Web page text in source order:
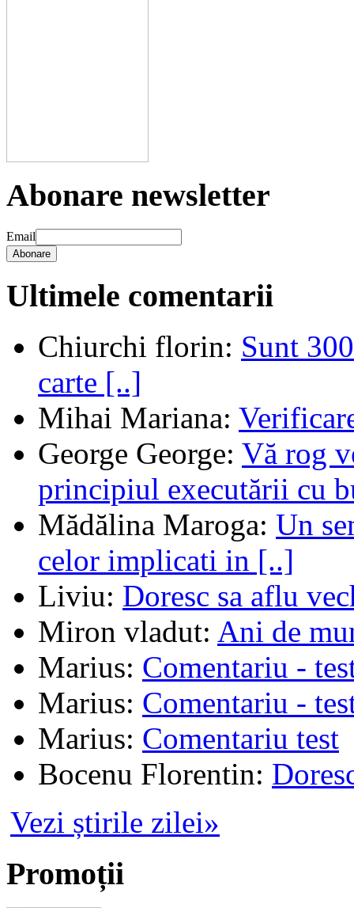
Abonare newsletter
Email
Abonare
Ultimele comentarii
Chiurchi florin: Sunt
carte [..]
Mihai Mariana:
George George: Vă rog
principiul executării cu
Mădălina Maroga: Un
celor implicati in [..]
Liviu: Doresc sa aflu
Miron vladut: Ani de
Marius: Comentariu -
Marius: Comentariu -
Marius: Comentariu test
Bocenu Florentin:
Vezi știrile zilei»
Promoții